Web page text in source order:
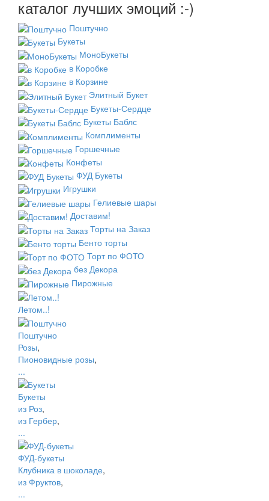
каталог лучших эмоций :-)
Поштучно
Букеты
МоноБукеты
в Коробке
в Корзине
Элитный Букет
Букеты-Сердце
Букеты Баблс
Комплименты
Горшечные
Конфеты
ФУД Букеты
Игрушки
Гелиевые шары
Доставим!
Торты на Заказ
Бенто торты
Торт по ФОТО
без Декора
Пирожные
Летом..!
Поштучно
Розы,
Пионовидные розы,
...
Букеты
из Роз,
из Гербер,
...
ФУД-букеты
Клубника в шоколаде,
из Фруктов,
...